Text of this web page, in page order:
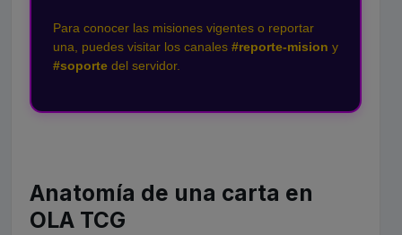
Para conocer las misiones vigentes o reportar
una, puedes visitar los canales #reporte-mision y
#soporte del servidor.
Anatomía de una carta en
OLA TCG